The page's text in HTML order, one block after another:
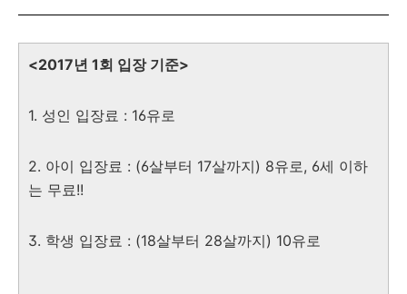
<2017년 1회 입장 기준>
1. 성인 입장료 : 16유로
2. 아이 입장료 : (6살부터 17살까지) 8유로, 6세 이하
는 무료!!
3. 학생 입장료 : (18살부터 28살까지) 10유로